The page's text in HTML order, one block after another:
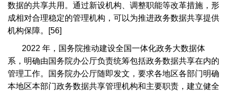
数据的共享共用。通过新设机构、调整职能等改革措施，形
成相对合理稳定的管理机构，可以为推进政务数据共享提供
机构保障。
[56]
2022 年，国务院推动建设全国一体化政务大数据体
系，明确由国务院办公厅负责统筹包括政务数据共享在内的
管理工作。国务院办公厅随即发文，要求各地区各部门明确
本地区本部门政务数据共享管理机构和主要职责，建立健全